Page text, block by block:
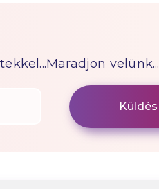
velünk...